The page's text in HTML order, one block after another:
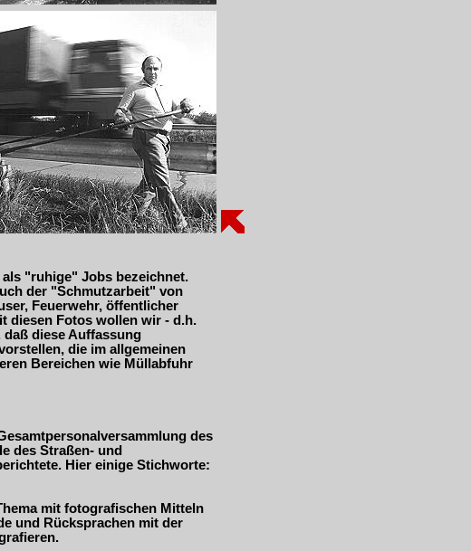
"ruhige" Jobs bezeichnet.
der "Schmutzarbeit" von
Feuerwehr, öffentlicher
diesen Fotos wollen wir - d.h.
diese Auffassung
die im allgemeinen
Bereichen wie Müllabfuhr
des
des Straßen- und
Hier einige Stichworte:
mit fotografischen Mitteln
und Rücksprachen mit der